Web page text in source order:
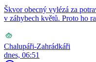
Škvor obecný vylézá za
v záhybech květů. Proto ho
Chalupáři-Zahrádkáři
dnes, 06:51